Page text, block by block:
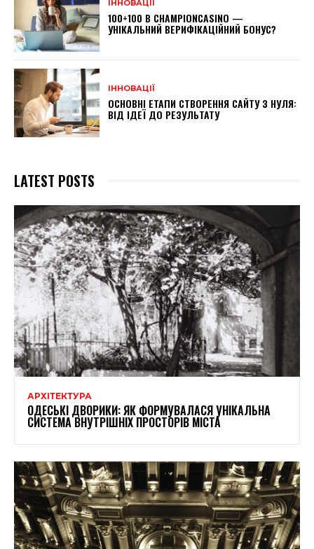
ІННОВАЦІЇ
100+100 В CHAMPIONCASINO —
УНІКАЛЬНИЙ ВЕРИФІКАЦІЙНИЙ БОНУС?
ІННОВАЦІЇ
ОСНОВНІ ЕТАПИ СТВОРЕННЯ САЙТУ З НУЛЯ:
ВІД ІДЕЇ ДО РЕЗУЛЬТАТУ
LATEST POSTS
АРХІТЕКТУРА
ОДЕСЬКІ ДВОРИКИ: ЯК ФОРМУВАЛАСЯ УНІКАЛЬНА
СИСТЕМА ВНУТРІШНІХ ПРОСТОРІВ МІСТА